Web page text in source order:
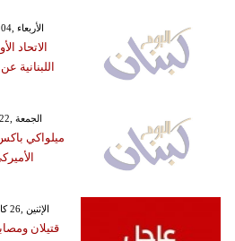
GMT 20:53 2021 الأربعاء ,04 آب / أغسطس
الاتحاد
اللبنانية
GMT 12:19 2019 الجمعة ,22 شباط / فبراير
ميلواكي
GMT 07:34 2026 الإثنين ,26 كانون الثاني / يناير